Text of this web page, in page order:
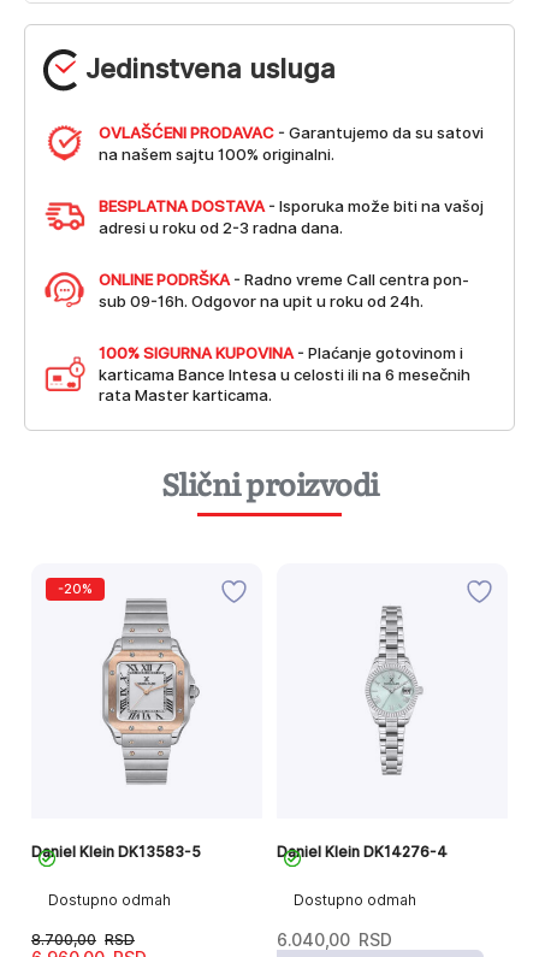
Jedinstvena usluga
OVLAŠĆENI PRODAVAC - Garantujemo da su satovi
na našem sajtu 100% originalni.
BESPLATNA DOSTAVA - Isporuka može biti na vašoj
adresi u roku od 2-3 radna dana.
ONLINE PODRŠKA - Radno vreme Call centra pon-
sub 09-16h. Odgovor na upit u roku od 24h.
100% SIGURNA KUPOVINA - Plaćanje gotovinom i
karticama Bance Intesa u celosti ili na 6 mesečnih
rata Master karticama.
Slični proizvodi
-20%
Dostupno odmah
Daniel Klein DK13583-5
8.700,00 RSD
Dostupno odmah
Daniel Klein DK14276-4
6.040,00 RSD